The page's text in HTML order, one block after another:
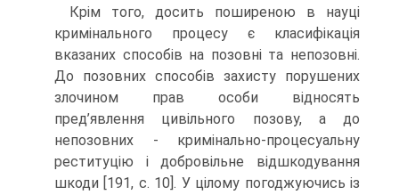
Крім того, досить поширеною в науці
кримінального процесу є класифікація
вказаних способів на позовні та непозовні.
До позовних способів захисту порушених
злочином прав особи відносять
пред’явлення цивільного позову, а до
непозовних - кримінально-процесуальну
реституцію і добровільне відшкодування
шкоди [191, с. 10]. У цілому погоджуючись із